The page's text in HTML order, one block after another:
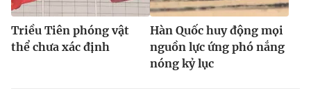
Triều Tiên phóng vật
thể chưa xác định
Hàn Quốc huy động mọi
nguồn lực ứng phó nắng
nóng kỷ lục